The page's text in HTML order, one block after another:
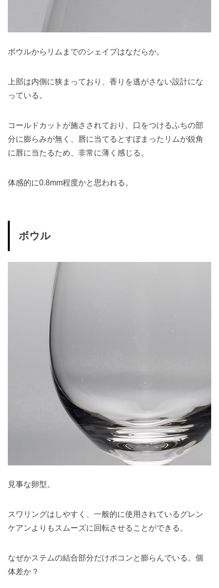
ボウルからリムまでのシェイプはなだらか。
上部は内側に狭まっており、香りを逃がさない設計にな
っている。
コールドカットが施さされており、口をつけるふちの部
分に膨らみが無く、唇に当てるとすぼまったリムが鋭角
に唇に当たるため、非常に薄く感じる。
体感的に0.8mm程度かと思われる。
ボウル
見事な卵型。
スワリングはしやすく、一般的に使用されているグレン
ケアンよりもスムーズに回転させることができる。
なぜかステムの結合部分だけボコンと膨らんでいる。個
体差か？